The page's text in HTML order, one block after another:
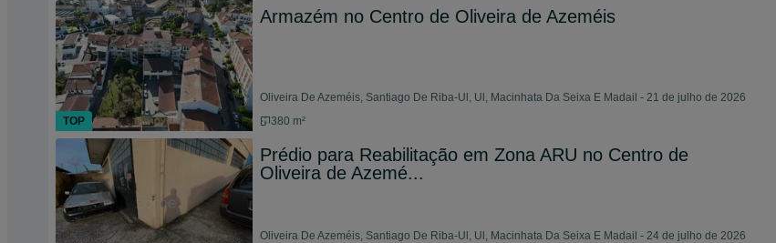
Armazém no Centro de Oliveira de Azeméis
Oliveira De Azeméis, Santiago De Riba-Ul, Ul, Macinhata Da Seixa E Madail - 21 de julho de 2026
380 m²
Prédio para Reabilitação em Zona ARU no Centro de
Oliveira de Azemé...
Oliveira De Azeméis, Santiago De Riba-Ul, Ul, Macinhata Da Seixa E Madail - 24 de julho de 2026
TOP